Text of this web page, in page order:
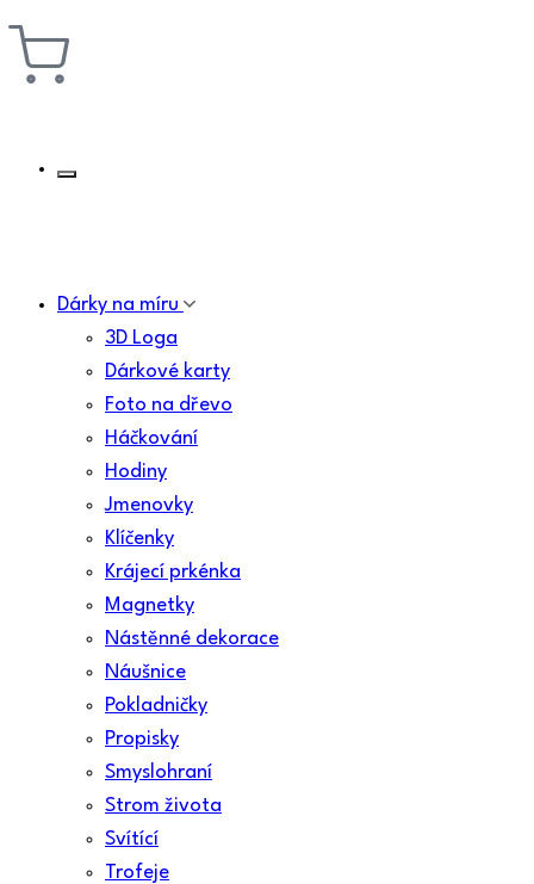
Dárky na míru
3D Loga
Dárkové karty
Foto na dřevo
Háčkování
Hodiny
Jmenovky
Klíčenky
Krájecí prkénka
Magnetky
Nástěnné dekorace
Náušnice
Pokladničky
Propisky
Smyslohraní
Strom života
Svítící
Trofeje